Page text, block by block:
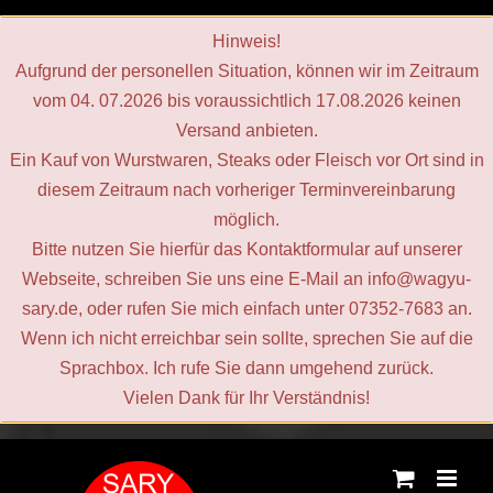
Hinweis!
Aufgrund der personellen Situation, können wir im Zeitraum
vom 04. 07.2026 bis voraussichtlich 17.08.2026 keinen
Versand anbieten.
Ein Kauf von Wurstwaren, Steaks oder Fleisch vor Ort sind in
diesem Zeitraum nach vorheriger Terminvereinbarung
möglich.
Bitte nutzen Sie hierfür das Kontaktformular auf unserer
Webseite, schreiben Sie uns eine E‑Mail an info@wagyu-
sary.de, oder rufen Sie mich einfach unter 07352-7683 an.
Wenn ich nicht erreichbar sein sollte, sprechen Sie auf die
Sprachbox. Ich rufe Sie dann umgehend zurück.
Vielen Dank für Ihr Verständnis!